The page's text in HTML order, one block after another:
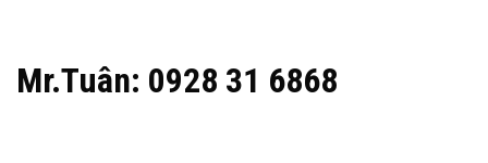
Mr.Tuân: 0928 31 6868